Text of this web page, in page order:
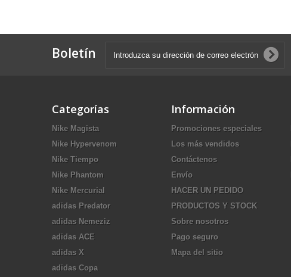
Boletín
Categorías
Nike Magista
Nike Hypervenom
Nike Tiempo
Nike Phantom
Nike Mercurial
adidas Predator
adidas Nemeziz
adidas ACE
adidas X
adidas Copa
Información
Promociones especiales
Los más vendidos
Contáctenos
Envío
HACER UN PEDIDO
PRODUCTOS Y STOCK
Sobre nosotros
Pago seguro
Mapa del sitio